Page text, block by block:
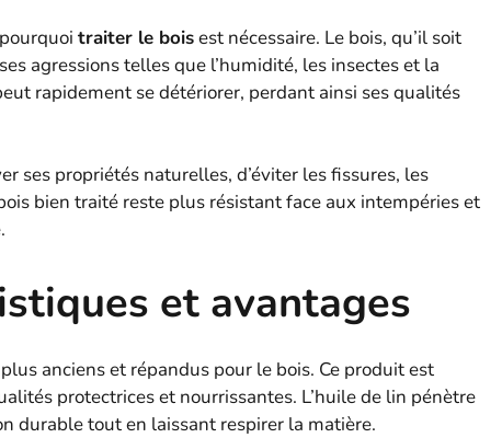
traiter le boisest nécessaire. Le bois, qu’il soit
agressions telles que l’humidité, les insectes et la
rapidement se détériorer, perdant ainsi ses qualités
ses propriétés naturelles, d’éviter les fissures, les
bien traité reste plus résistant face aux intempéries et
et avantages
anciens et répandus pour le bois. Ce produit est
protectrices et nourrissantes. L’huile de lin pénètre
durable tout en laissant respirer la matière.